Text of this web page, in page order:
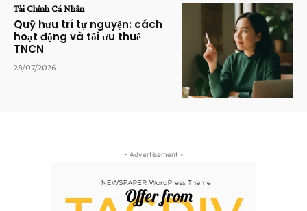
Tài Chính Cá Nhân
Quỹ hưu trí tự nguyện: cách
hoạt động và tối ưu thuế
TNCN
28/07/2026
- Advertisement -